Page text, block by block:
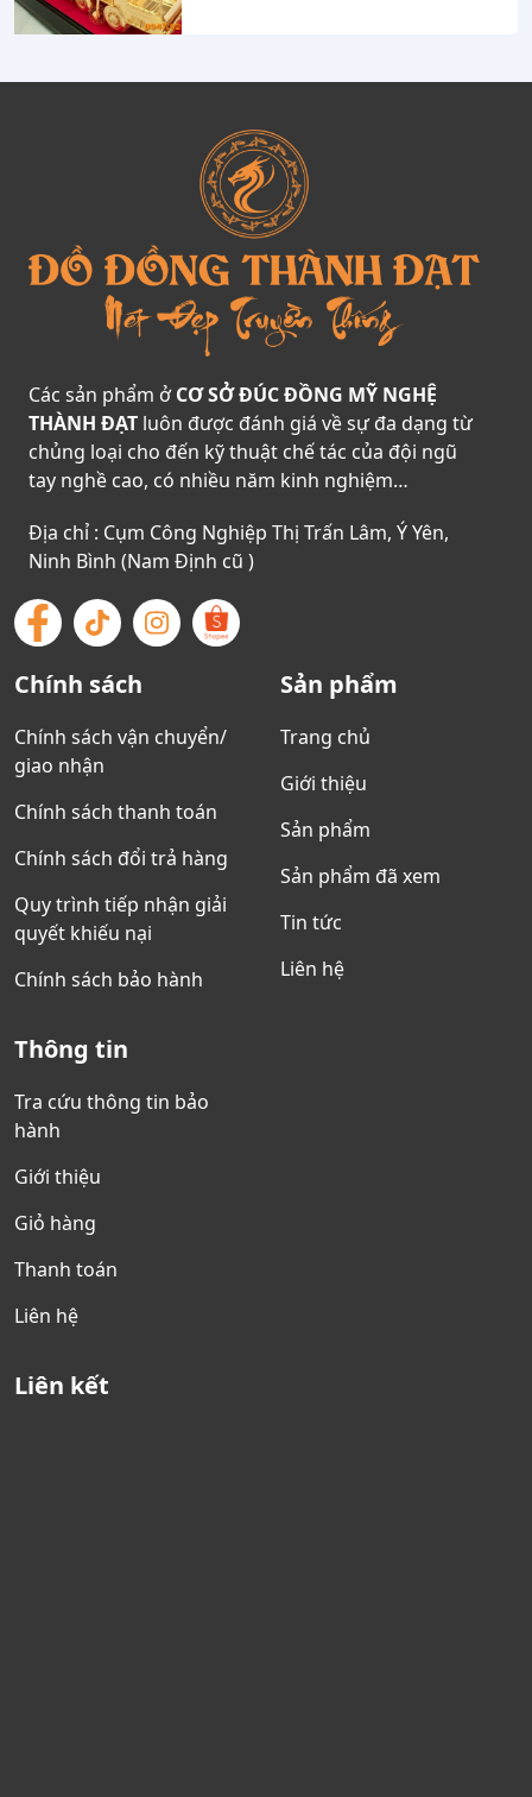
Các sản phẩm ởCƠ SỞ ĐÚC ĐỒNG MỸ NGHỆ
THÀNH ĐẠT luôn được đánh giá về sự đa dạng từ
chủng loại cho đến kỹ thuật chế tác của đội ngũ
tay nghề cao, có nhiều năm kinh nghiệm…
Địa chỉ : Cụm Công Nghiệp Thị Trấn Lâm, Ý Yên,
Ninh Bình (Nam Định cũ )
Chính sách
Chính sách vận chuyển/
giao nhận
Chính sách thanh toán
Chính sách đổi trả hàng
Quy trình tiếp nhận giải
quyết khiếu nại
Chính sách bảo hành
Sản phẩm
Trang chủ
Giới thiệu
Sản phẩm
Sản phẩm đã xem
Tin tức
Liên hệ
Thông tin
Tra cứu thông tin bảo
hành
Giới thiệu
Giỏ hàng
Thanh toán
Liên hệ
Liên kết